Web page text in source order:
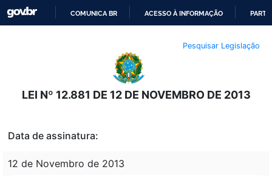
O
CONTEÚDO
COMUNICA BR ACESSO À INFORMAÇÃO
Pesquisar Legislação
LEI Nº 12.881 DE 12 DE NOVEMBRO DE 2013
Data de assinatura:
12 de Novembro de 2013